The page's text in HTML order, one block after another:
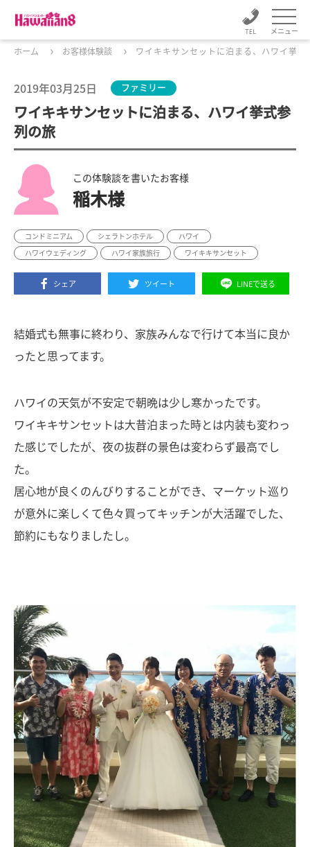
メニュー
ホーム お客様体験談 ワイキキサンセットに泊まる、ハワイ挙式
2019年03月25日 ファミリー
ワイキキサンセットに泊まる、ハワイ挙式参
列の旅
この体験談を書いたお客様
稲木様
コンドミニアム シェラトンホテル
ハワイ
ハワイウェディング
ハワイ家族旅行 ワイキキサンセット
シェア ツイート LINEで送る
結婚式も無事に終わり、家族みんなで行けて本当に良か
ったと思ってます。
ハワイの天気が不安定で朝晩は少し寒かったです。
ワイキキサンセットは大昔泊まった時とは内装も変わっ
た感じでしたが、夜の抜群の景色は変わらず最高でし
た。
居心地が良くのんびりすることができ、マーケット巡り
が意外に楽しくて色々買ってキッチンが大活躍でした、
節約にもなりましたし。